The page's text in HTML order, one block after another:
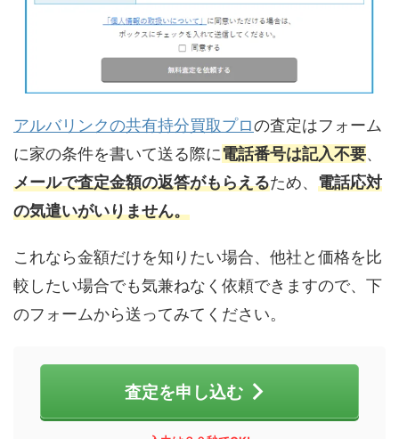
アルバリンクの共有持分買取プロの査定はフォーム
に家の条件を書いて送る際に電話番号は記入不要、
メールで査定金額の返答がもらえるため、 電話応対
の気遣いがいりません。
これなら金額だけを知りたい場合、他社と価格を比
較したい場合でも気兼ねなく依頼できますので、下
のフォームから送ってみてください。
査定を申し込む